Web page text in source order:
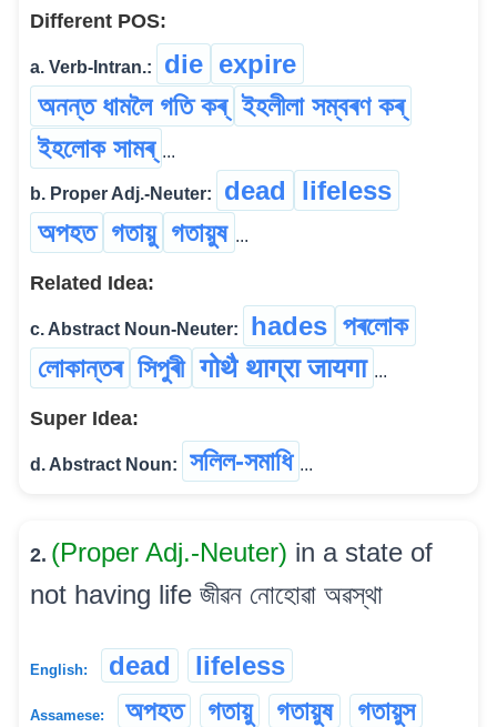
Different POS:
a. Verb-Intran.: die expire
অনন্ত ধামলৈ গতি কৰ্ ইহলীলা সম্বৰণ কৰ্
ইহলোক সামৰ্ ...
b. Proper Adj.-Neuter: dead
lifeless
অপহত গতায়ু গতায়ুষ ...
Related Idea:
c. Abstract Noun-Neuter: hades পৰলোক
লোকান্তৰ সিপুৰী गोथै थाग्रा जायगा ...
Super Idea:
d. Abstract Noun: সলিল-সমাধি ...
2. (Proper Adj.-Neuter) in a state of
not having life জীৱন নোহোৱা অৱস্থা
English: dead lifeless
Assamese: অপহত গতায়ু গতায়ুষ
গতায়ুস